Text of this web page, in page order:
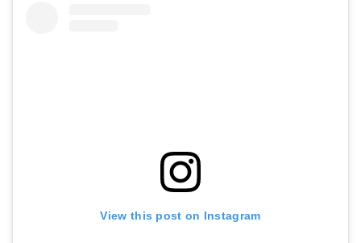
View this post on Instagram